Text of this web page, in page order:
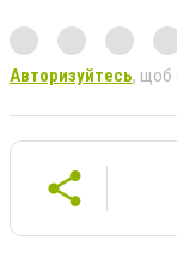
Авторизуйтесь, щоб